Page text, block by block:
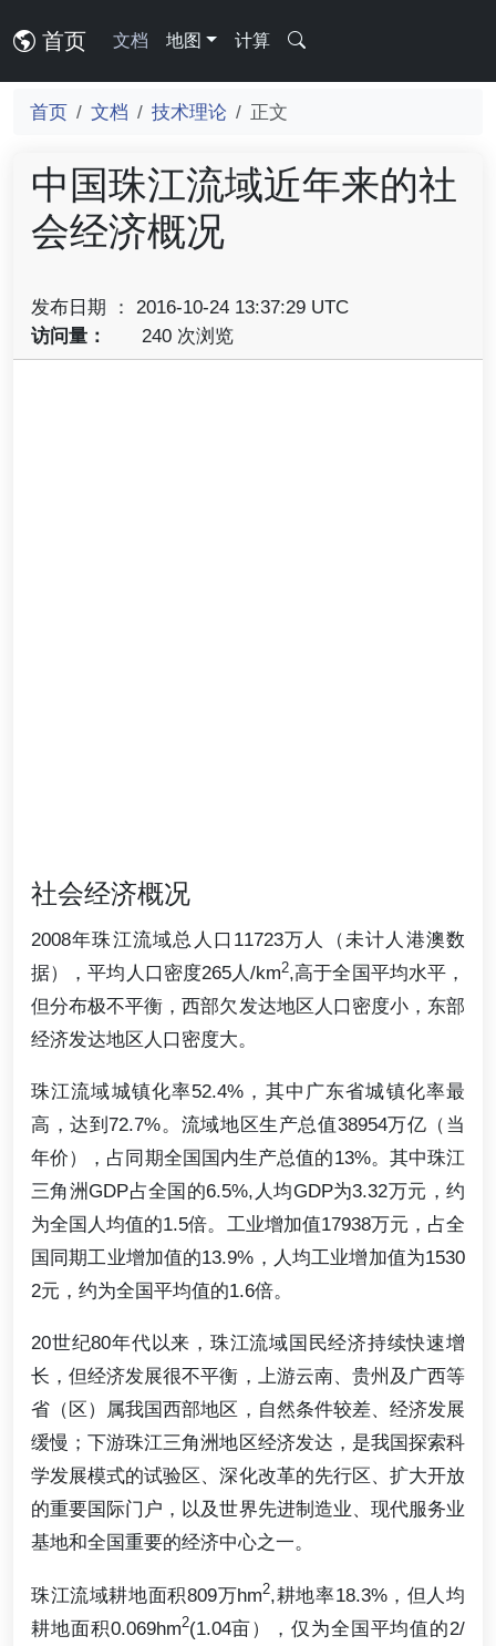
首页 文档 地图 计算
首页 文档 技术理论 正文
中国珠江流域近年来的社
会经济概况
发布日期 ： 2016-10-24 13:37:29 UTC
访问量：
240 次浏览
社会经济概况
2008年珠江流域总人口11723万人（未计人港澳数
据），平均人口密度265人/km2,高于全国平均水平，
但分布极不平衡，西部欠发达地区人口密度小，东部
经济发达地区人口密度大。
珠江流域城镇化率52.4%，其中广东省城镇化率最
高，达到72.7%。流域地区生产总值38954万亿（当
年价），占同期全国国内生产总值的13%。其中珠江
三角洲GDP占全国的6.5%,人均GDP为3.32万元，约
为全国人均值的1.5倍。工业增加值17938万元，占全
国同期工业增加值的13.9%，人均工业增加值为1530
2元，约为全国平均值的1.6倍。
20世纪80年代以来，珠江流域国民经济持续快速增
长，但经济发展很不平衡，上游云南、贵州及广西等
省（区）属我国西部地区，自然条件较差、经济发展
缓慢；下游珠江三角洲地区经济发达，是我国探索科
学发展模式的试验区、深化改革的先行区、扩大开放
的重要国际门户，以及世界先进制造业、现代服务业
基地和全国重要的经济中心之一。
珠江流域耕地面积809万hm2,耕地率18.3%，但人均
耕地面积0.069hm2(1.04亩），仅为全国平均值的2/